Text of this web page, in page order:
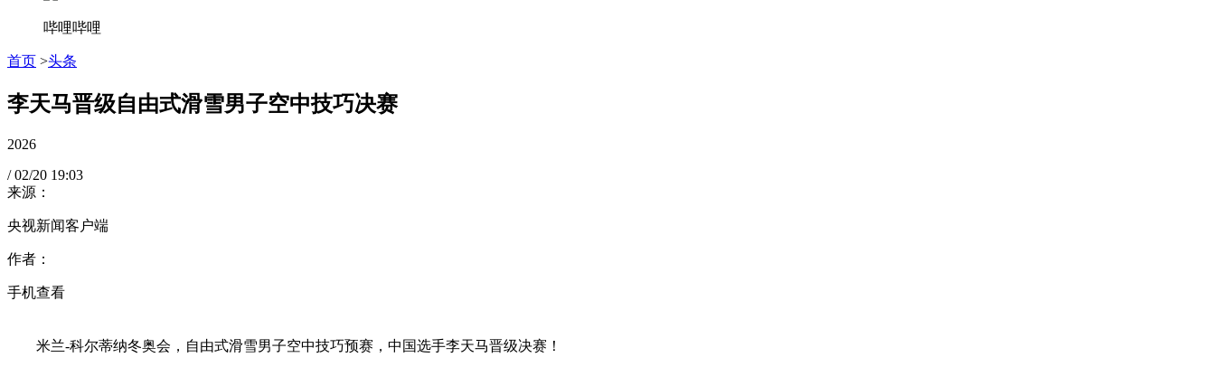
哔哩哔哩
首页 >头条
李天马晋级自由式滑雪男子空中技巧决赛
2026
/ 02/20 19:03
来源：
央视新闻客户端
作者：
手机查看
米兰-科尔蒂纳冬奥会，自由式滑雪男子空中技巧预赛，中国选手李天马晋级决赛！